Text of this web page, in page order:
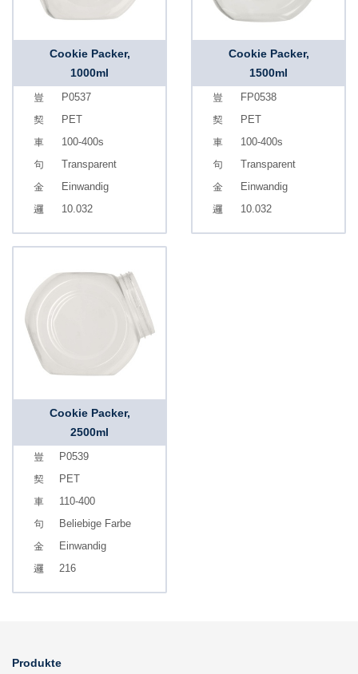
Cookie Packer,
1000ml
P0537
PET
100-400s
Transparent
Einwandig
10.032
Cookie Packer,
1500ml
FP0538
PET
100-400s
Transparent
Einwandig
10.032
Cookie Packer,
2500ml
P0539
PET
110-400
Beliebige Farbe
Einwandig
216
Produkte